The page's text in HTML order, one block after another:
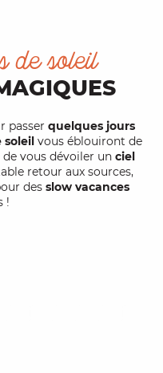
de soleil
passer quelques jours
vous éblouiront de
vous dévoiler un ciel
retour aux sources,
des slow vacances
!